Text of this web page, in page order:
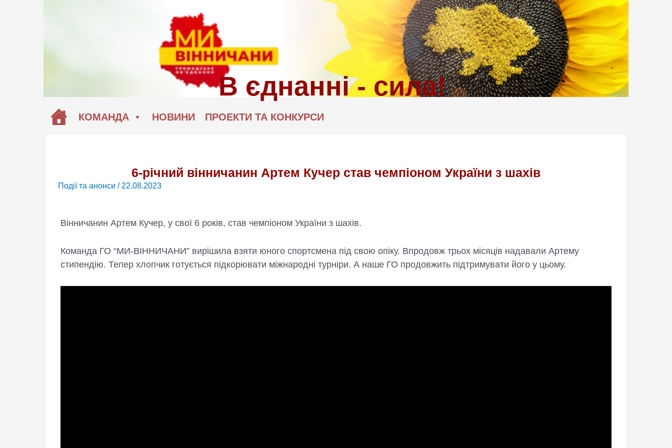
КОМАНДА НОВИНИ ПРОЕКТИ ТА КОНКУРСИ
6-річний вінничанин Артем Кучер став чемпіоном України з шахів
Події та анонси / 22.08.2023
Вінничанин Артем Кучер, у свої 6 років, став чемпіоном України з шахів.
Команда ГО “МИ-ВІННИЧАНИ” вирішила взяти юного спортсмена під свою опіку. Впродовж трьох місяців надавали Артему
стипендію. Тепер хлопчик готується підкорювати міжнародні турніри. А наше ГО продовжить підтримувати його у цьому.